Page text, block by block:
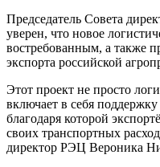
Председатель Совета
уверен, что новое
востребованным, а также
экспорта российской
Этот проект не просто
включает в себя
благодаря которой
своих транспортных
директор РЭЦ Вероника